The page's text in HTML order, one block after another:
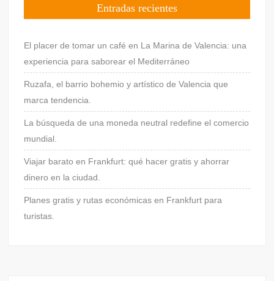
Entradas recientes
El placer de tomar un café en La Marina de Valencia: una
experiencia para saborear el Mediterráneo
Ruzafa, el barrio bohemio y artístico de Valencia que
marca tendencia.
La búsqueda de una moneda neutral redefine el comercio
mundial.
Viajar barato en Frankfurt: qué hacer gratis y ahorrar
dinero en la ciudad.
Planes gratis y rutas económicas en Frankfurt para
turistas.